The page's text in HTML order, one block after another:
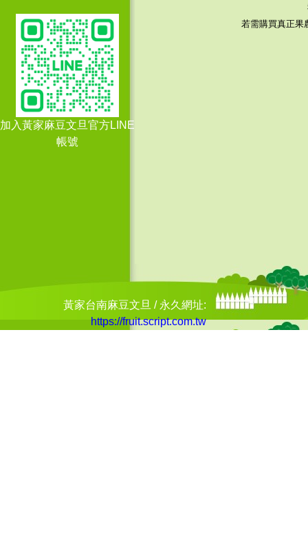
114/9/5 -感謝 吳○坤 - 訂購
250斤
114/9/5 -感謝 漢○○業有限
公司 - 訂購360 斤
感謝 陳○鑫 - 訂購
114/9/2 -
加入黃家麻豆文旦官方LINE
帳號
若需購買真正果
黃家台南麻豆文旦 / 永久網址:
https://fruit.script.com.tw